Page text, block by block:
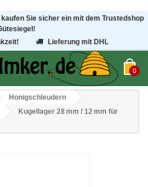
Sie sicher ein mit dem Trustedshop
Lieferung mit DHL
0
Honigschleudern
Kugellager 28 mm / 12 mm für